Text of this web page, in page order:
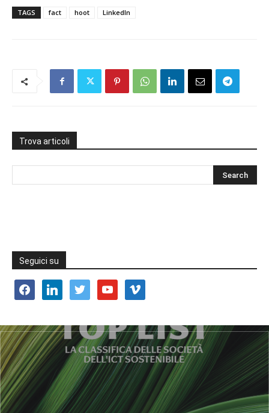
TAGS fact hoot LinkedIn
Trova articoli
Seguici su
facebooklinkedin twitter youtube vimeo